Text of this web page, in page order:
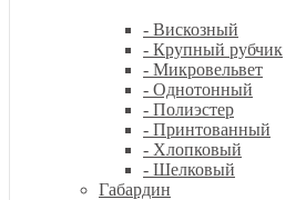
- Вискозный
- Крупный рубчик
- Микровельвет
- Однотонный
- Полиэстер
- Принтованный
- Хлопковый
- Шелковый
Габардин